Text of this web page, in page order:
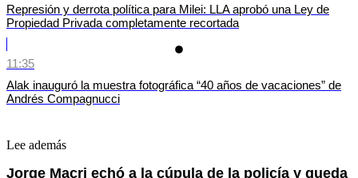
Represión y derrota política para Milei: LLA aprobó una Ley de
Propiedad Privada completamente recortada
11:35
Alak inauguró la muestra fotográfica “40 años de vacaciones” de
Andrés Compagnucci
Lee además
Jorge Macri echó a la cúpula de la policía y queda